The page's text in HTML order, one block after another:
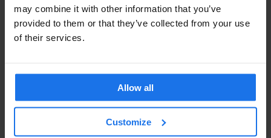
may combine it with other information that you’ve
provided to them or that they’ve collected from your use
of their services.
Allow all
Customize
🕯 Leavenworth, Washington –
Christmastown Village of
Lights
einem Weihnachtsfilm.